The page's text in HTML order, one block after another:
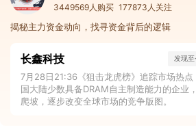
3449569人购买 177873人关注
揭秘主力资金动向，找寻资金背后的逻辑
长鑫科技 发现
7月28日21:36《狙击龙虎榜》追踪市场热
国大陆少数具备DRAM自主制造能力的企业
爬坡，逐步改变全球市场的竞争版图。